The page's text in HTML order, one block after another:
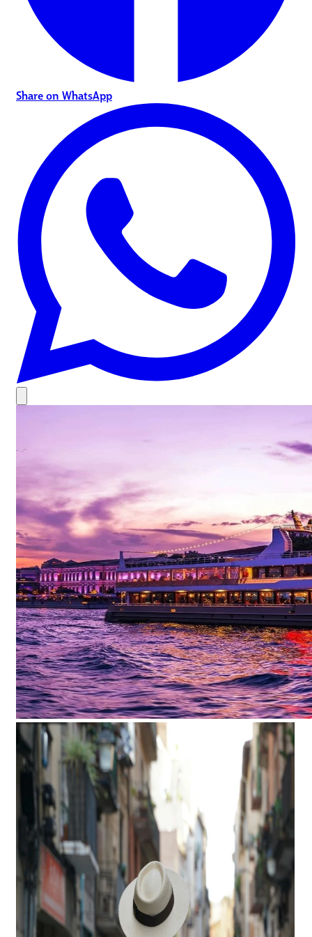
Share on WhatsApp